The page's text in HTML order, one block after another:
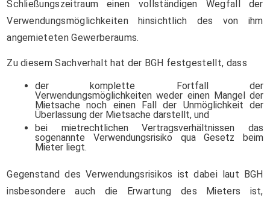
Schließungszeitraum einen vollständigen Wegfall der
Verwendungsmöglichkeiten hinsichtlich des von ihm
angemieteten Gewerberaums.
Zu diesem Sachverhalt hat der BGH festgestellt, dass
der komplette Fortfall der
Verwendungsmöglichkeiten weder einen Mangel der
Mietsache noch einen Fall der Unmöglichkeit der
Überlassung der Mietsache darstellt, und
bei mietrechtlichen Vertragsverhältnissen das
sogenannte Verwendungsrisiko qua Gesetz beim
Mieter liegt.
Gegenstand des Verwendungsrisikos ist dabei laut BGH
insbesondere auch die Erwartung des Mieters ist,